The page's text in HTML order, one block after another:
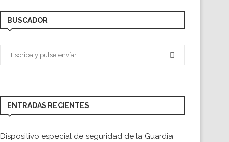
BUSCADOR
ENTRADAS RECIENTES
Dispositivo especial de seguridad de la Guardia